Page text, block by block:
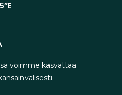
voimme kasvattaa